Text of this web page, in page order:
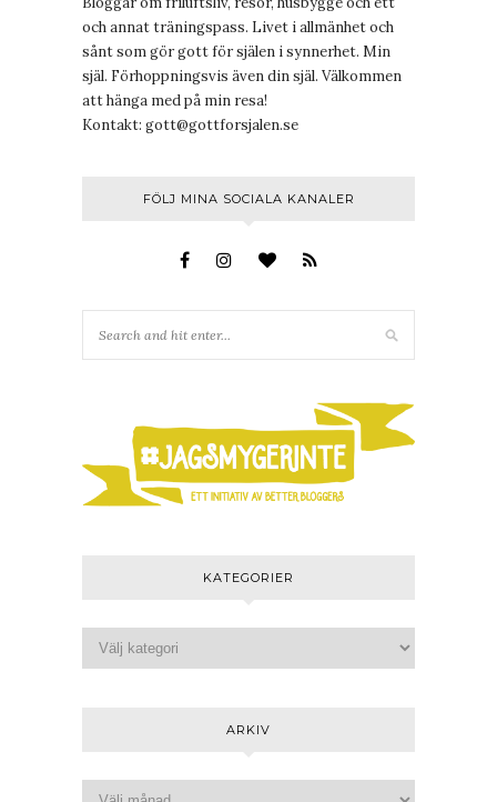
och annat träningspass. Livet i allmänhet och
sånt som gör gott för själen i synnerhet. Min
själ. Förhoppningsvis även din själ. Välkommen
att hänga med på min resa!
Kontakt: gott@gottforsjalen.se
FÖLJ MINA SOCIALA KANALER
KATEGORIER
ARKIV